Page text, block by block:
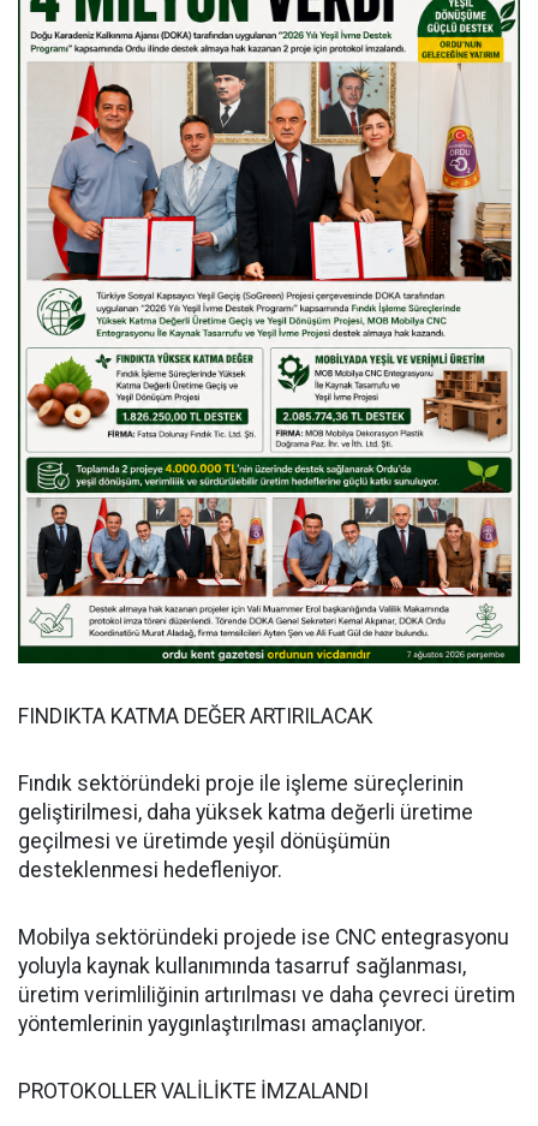
FINDIKTA KATMA DEĞER ARTIRILACAK
Fındık sektöründeki proje ile işleme süreçlerinin
geliştirilmesi, daha yüksek katma değerli üretime
geçilmesi ve üretimde yeşil dönüşümün
desteklenmesi hedefleniyor.
Mobilya sektöründeki projede ise CNC entegrasyonu
yoluyla kaynak kullanımında tasarruf sağlanması,
üretim verimliliğinin artırılması ve daha çevreci üretim
yöntemlerinin yaygınlaştırılması amaçlanıyor.
PROTOKOLLER VALİLİKTE İMZALANDI